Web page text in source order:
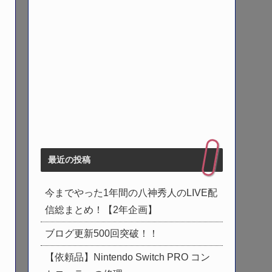
最近の投稿
今までやった1年間の八神秀人のLIVE配
信総まとめ！【2年企画】
ブログ更新500回突破！！
【依頼品】Nintendo Switch PRO コン